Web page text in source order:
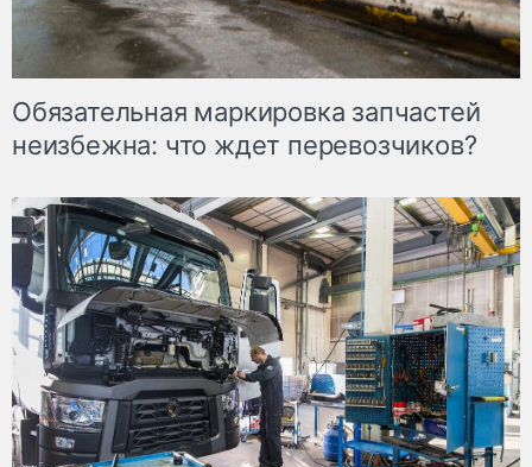
Обязательная маркировка запчастей
неизбежна: что ждет перевозчиков?